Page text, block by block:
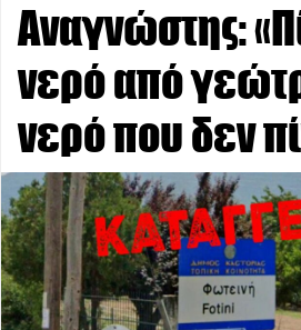
Αναγνώστης:
νερό από
νερό που δεν